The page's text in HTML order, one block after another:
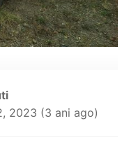
2023 (3 ani ago)